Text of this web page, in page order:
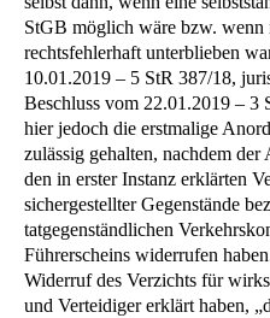
StGB möglich wäre bzw.
rechtsfehlerhaft unterblieben
10.01.2019 – 5 StR 387/18,
Beschluss vom 22.01.2019 – 3
hier jedoch die erstmalige
zulässig gehalten, nachdem
den in erster Instanz erklärten
sichergestellter Gegenstände
tatgegenständlichen
Führerscheins widerrufen
Widerruf des Verzichts für
und Verteidiger erklärt haben,